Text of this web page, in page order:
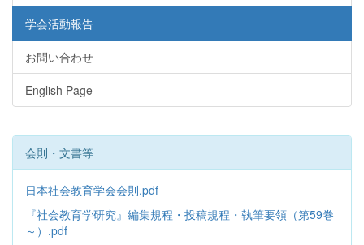
学会活動報告
お問い合わせ
English Page
会則・文書等
日本社会教育学会会則.pdf
『社会教育学研究』編集規程・投稿規程・執筆要領（第59巻
～）.pdf